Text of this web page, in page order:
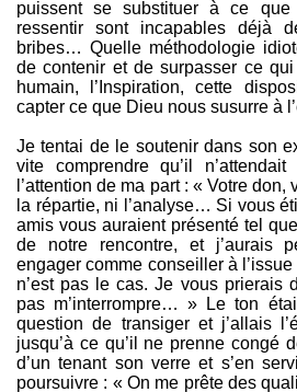
puissent se substituer à ce
ressentir sont incapables déjà
bribes… Quelle méthodologie
de contenir et de surpasser ce
humain, l’Inspiration, cette
capter ce que Dieu nous susurre à
Je tentai de le soutenir dans son
vite comprendre qu’il
l’attention de ma part : « Votre don,
la répartie, ni l’analyse… Si vous
amis vous auraient présenté tel
de notre rencontre, et j’aurais
engager comme conseiller à
n’est pas le cas. Je vous prierais
pas m’interrompre… » Le ton
question de transiger et j’allais
jusqu’à ce qu’il ne prenne congé
d’un tenant son verre et s’en
poursuivre : « On me prête des